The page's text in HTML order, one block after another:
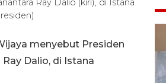
Ray Dalio (kiri), di Istana
menyebut Presiden
Dalio, di Istana